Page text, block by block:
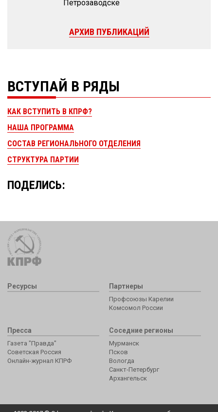
Петрозаводске
АРХИВ ПУБЛИКАЦИЙ
ВСТУПАЙ В РЯДЫ
КАК ВСТУПИТЬ В КПРФ?
НАША ПРОГРАММА
СОСТАВ РЕГИОНАЛЬНОГО ОТДЕЛЕНИЯ
СТРУКТУРА ПАРТИИ
ПОДЕЛИСЬ:
Ресурсы Партнеры
Профсоюзы Карелии
Комсомол России
Пресса
Газета "Правда"
Советская Россия
Онлайн-журнал КПРФ
Соседние регионы
Мурманск
Псков
Вологда
Санкт-Петербург
Архангельск